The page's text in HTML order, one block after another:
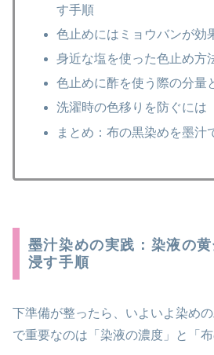
す手順
色止めにはミョウバンが効
身近な塩を使った色止め方
色止めに酢を使う際の分量
洗濯時の色移りを防ぐには
まとめ：布の黒染めを墨汁
墨汁染めの実践：染液の
浸す手順
下準備が整ったら、いよいよ染め
で重要なのは「染液の濃度」と「布